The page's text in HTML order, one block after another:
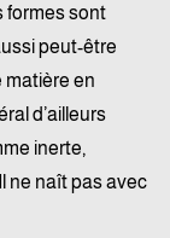
formes sont
peut-être
matière en
d’ailleurs
inerte,
ne naît pas avec